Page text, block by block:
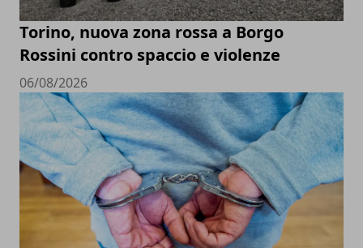
Torino, nuova zona rossa a Borgo
Rossini contro spaccio e violenze
06/08/2026